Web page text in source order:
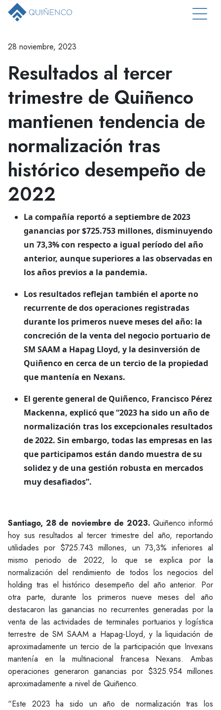
28 noviembre, 2023
Resultados al tercer
trimestre de Quiñenco
mantienen tendencia de
normalización tras
histórico desempeño de
2022
La compañía reportó a septiembre de 2023
ganancias por $725.753 millones, disminuyendo
un 73,3% con respecto a igual período del año
anterior, aunque superiores a las observadas en
los años previos a la pandemia.
Los resultados reflejan también el aporte no
recurrente de dos operaciones registradas
durante los primeros nueve meses del año: la
concreción de la venta del negocio portuario de
SM SAAM a Hapag Lloyd, y la desinversión de
Quiñenco en cerca de un tercio de la propiedad
que mantenía en Nexans.
El gerente general de Quiñenco, Francisco Pérez
Mackenna, explicó que “2023 ha sido un año de
normalización tras los excepcionales resultados
de 2022. Sin embargo, todas las empresas en las
que participamos están dando muestra de su
solidez y de una gestión robusta en mercados
muy desafiados”.
Santiago, 28 de noviembre de 2023. Quiñenco informó
hoy sus resultados al tercer trimestre del año, reportando
utilidades por $725.743 millones, un 73,3% inferiores al
mismo periodo de 2022, lo que se explica por la
normalización del rendimiento de todos los negocios del
holding tras el histórico desempeño del año anterior. Por
otra parte, durante los primeros nueve meses del año
destacaron las ganancias no recurrentes generadas por la
venta de las actividades de terminales portuarios y logística
terrestre de SM SAAM a Hapag-Lloyd, y la liquidación de
aproximadamente un tercio de la participación que Invexans
mantenía en la multinacional francesa Nexans. Ambas
operaciones generaron ganancias por $325.954 millones
aproximadamente a nivel de Quiñenco.
“Este 2023 ha sido un año de normalización tras los